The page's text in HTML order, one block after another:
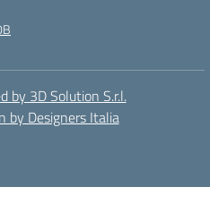
by 3D Solution S.r.l.
by Designers Italia